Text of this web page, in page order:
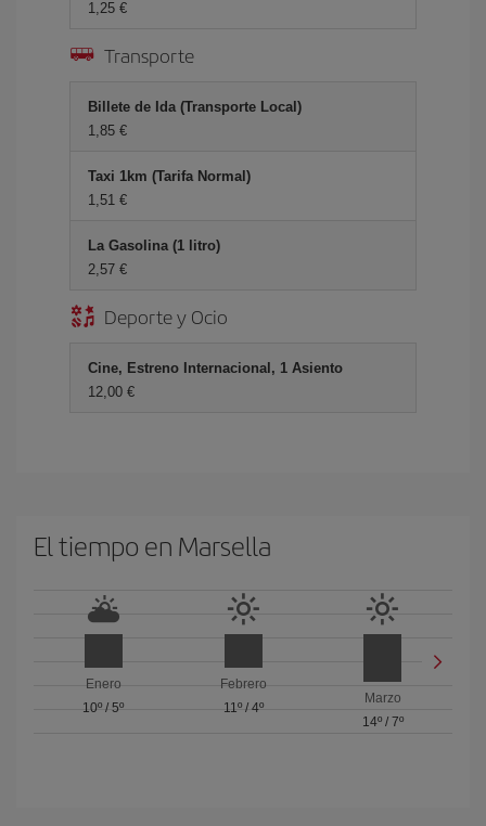
1,25 €
Transporte
Billete de Ida (Transporte Local)
1,85 €
Taxi 1km (Tarifa Normal)
1,51 €
La Gasolina (1 litro)
2,57 €
Deporte y Ocio
Cine, Estreno Internacional, 1 Asiento
12,00 €
El tiempo en Marsella
Enero
10º /5º
Febrero
11º/ 4º
Marzo
14º/ 7º